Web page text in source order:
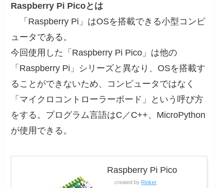
Raspberry Pi Picoとは
「Raspberry Pi」はOSを搭載できる小型コンピ
ュータである。
今回使用した「Raspberry Pi Pico」は他の
「Raspberry Pi」シリーズと異なり、OSを搭載す
ることができないため、コンピュータではなく
「マイクロコントローラーボード」という呼び方
をする。プログラム言語はC／C++、MicroPython
が使用できる。
Raspberry Pi Pico
created by Rinker